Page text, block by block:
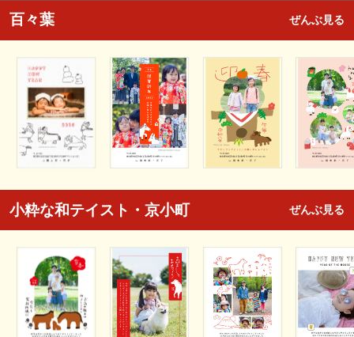
百々葉 ぜんぶ見る
小粋な和テイスト・京小町 ぜんぶ見る